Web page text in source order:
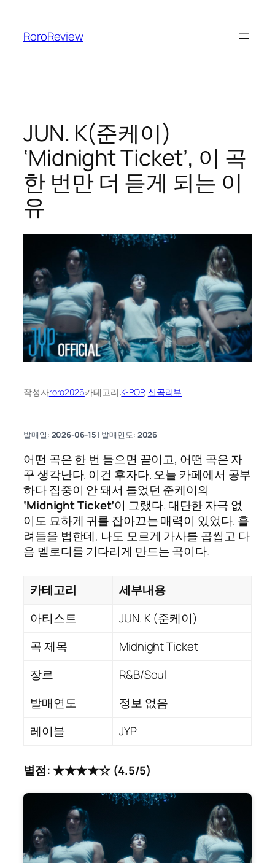
RoroReview
JUN. K(준케이)
‘Midnight Ticket’, 이 곡
한 번만 더 듣게 되는 이
유
작성자roro2026카테고리:K-POP, 신곡리뷰
발매일: 2026-06-15 | 발매연도: 2026
어떤 곡은 한 번 들으면 끝이고, 어떤 곡은 자
꾸 생각난다. 이건 후자다. 오늘 카페에서 공부
하다 집중이 안 돼서 틀었던 준케이의
‘Midnight Ticket’이 그랬다. 대단한 자극 없
이도 묘하게 귀를 잡아끄는 매력이 있었다. 흘
려들을 법한데, 나도 모르게 가사를 곱씹고 다
음 멜로디를 기다리게 만드는 곡이다.
카테고리
세부내용
아티스트
JUN. K (준케이)
곡 제목
Midnight Ticket
장르
R&B/Soul
발매연도
정보 없음
레이블
JYP
별점: ★★★★☆ (4.5/5)